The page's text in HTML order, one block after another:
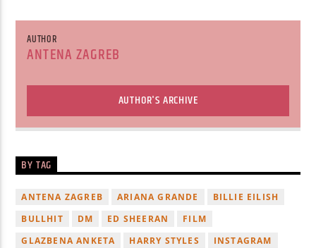
AUTHOR
ANTENA ZAGREB
AUTHOR'S ARCHIVE
BY TAG
ANTENA ZAGREB ARIANA GRANDE
BILLIE EILISH
BULLHIT
DM ED SHEERAN
FILM
GLAZBENA ANKETA
HARRY STYLES
INSTAGRAM